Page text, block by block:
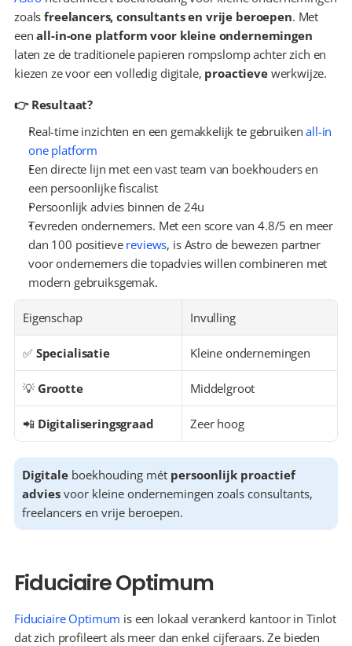
zoals freelancers, consultants en vrije beroepen. Met
een all-in-one platform voor kleine ondernemingen
laten ze de traditionele papieren rompslomp achter zich en
kiezen ze voor een volledig digitale, proactieve werkwijze.
👉 Resultaat?
Real-time inzichten en een gemakkelijk te gebruiken all-in
one platform
Een directe lijn met een vast team van boekhouders en
een persoonlijke fiscalist
Persoonlijk advies binnen de 24u
Tevreden ondernemers. Met een score van 4.8/5 en meer
dan 100 positieve reviews, is Astro de bewezen partner
voor ondernemers die topadvies willen combineren met
modern gebruiksgemak.
Eigenschap Invulling
✅ Specialisatie Kleine ondernemingen
💡 Grootte Middelgroot
📲 Digitaliseringsgraad Zeer hoog
Digitale boekhouding mét persoonlijk proactief
advies voor kleine ondernemingen zoals consultants,
freelancers en vrije beroepen.
Fiduciaire Optimum
Fiduciaire Optimum is een lokaal verankerd kantoor in Tinlot
dat zich profileert als meer dan enkel cijferaars. Ze bieden